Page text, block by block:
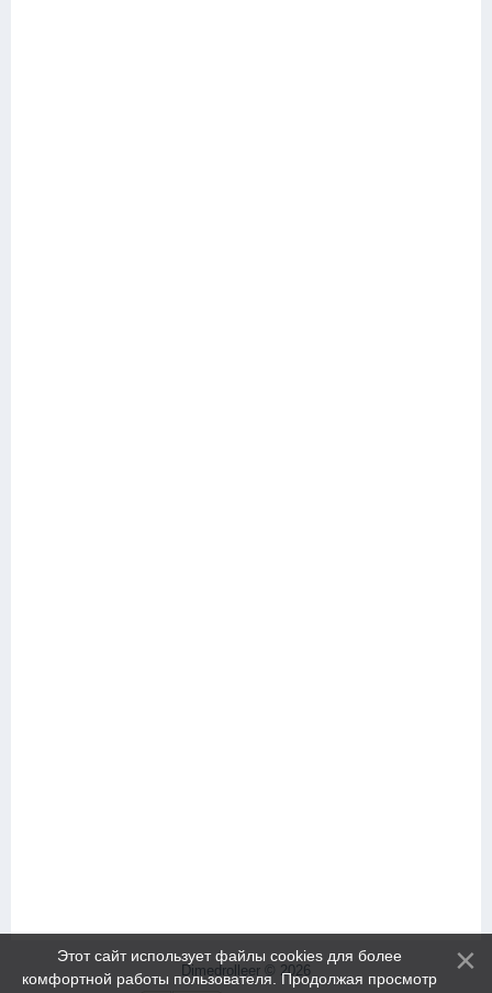
Dimedrolleer © 2026
Этот сайт использует файлы cookies для более
комфортной работы пользователя. Продолжая просмотр